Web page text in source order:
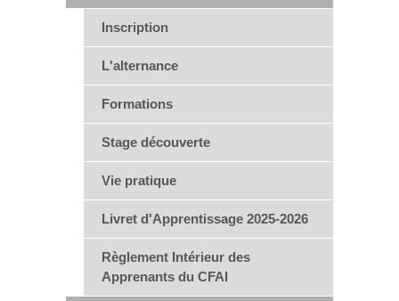
Inscription
L'alternance
Formations
Stage découverte
Vie pratique
Livret d'Apprentissage 2025-2026
Règlement Intérieur des
Apprenants du CFAI